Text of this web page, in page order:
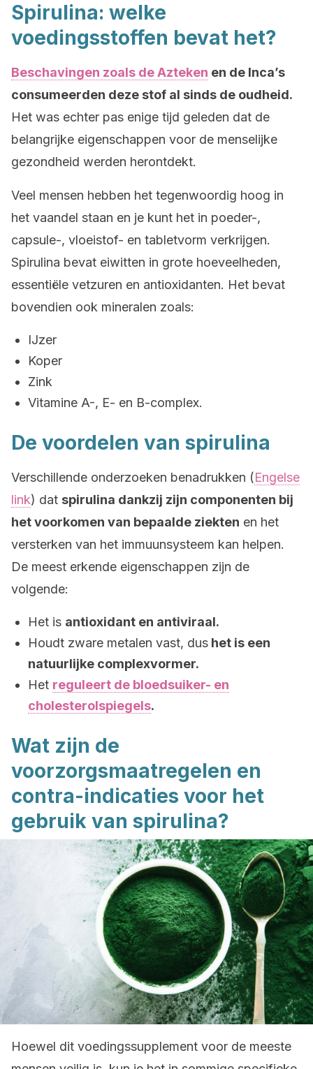
Spirulina: welke
voedingsstoffen bevat het?
Beschavingen zoals de Azteken en de Inca’s
consumeerden deze stof al sinds de oudheid.
Het was echter pas enige tijd geleden dat de
belangrijke eigenschappen voor de menselijke
gezondheid werden herontdekt.
Veel mensen hebben het tegenwoordig hoog in
het vaandel staan en je kunt het in poeder-,
capsule-, vloeistof- en tabletvorm verkrijgen.
Spirulina bevat eiwitten in grote hoeveelheden,
essentiële vetzuren en antioxidanten. Het bevat
bovendien ook mineralen zoals:
IJzer
Koper
Zink
Vitamine A-, E- en B-complex.
De voordelen van spirulina
Verschillende onderzoeken benadrukken (Engelse
link) dat spirulina dankzij zijn componenten bij
het voorkomen van bepaalde ziekten en het
versterken van het immuunsysteem kan helpen.
De meest erkende eigenschappen zijn de
volgende:
Het is antioxidant en antiviraal.
Houdt zware metalen vast, dus het is een
natuurlijke complexvormer.
Het reguleert de bloedsuiker- en
cholesterolspiegels.
Wat zijn de
voorzorgsmaatregelen en
contra-indicaties voor het
gebruik van spirulina?
Hoewel dit voedingssupplement voor de meeste